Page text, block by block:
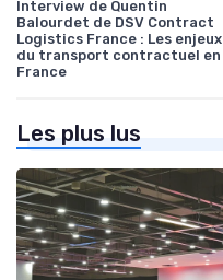
Interview de Quentin
Balourdet de DSV Contract
Logistics France : Les enjeux
du transport contractuel en
France
Les plus lus